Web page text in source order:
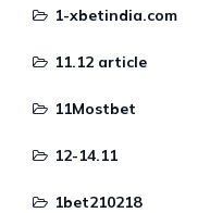
1-xbetindia.com
11.12 article
11Mostbet
12-14.11
1bet210218